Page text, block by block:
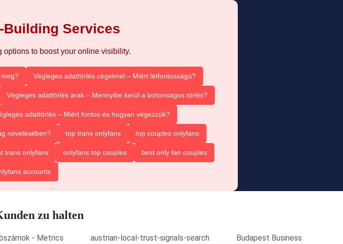
Building Services
to boost your online visibility.
Végleges adattörlés cégeknél – Miért létfontosságú?
Végleges adattörlés árak – Mennyibe kerül a biztonságos törlés?
adattörlés – Miért fontos és hogyan végezzük?
növelésében? top trans onlyfans top couples onlyfans
trans onlyfans onlyfans top couples best only fan couples
accounts
zu halten
- Metrics austrian-local-trust-signals-search
Budapest Business